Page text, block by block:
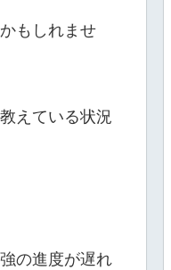
もしれませ
えている状況
の進度が遅れ